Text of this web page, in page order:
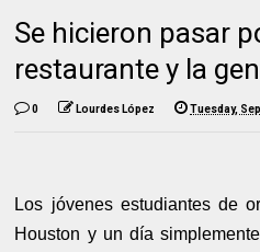
Se hicieron pasar
restaurante y la
0 Lourdes López Tuesday,
Los jóvenes estudiantes de
Houston y un día